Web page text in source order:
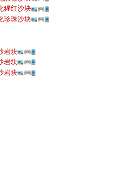
猩红沙块
珍珠沙块
岩块
岩块
岩块